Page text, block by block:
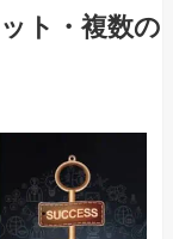
ト・複数の